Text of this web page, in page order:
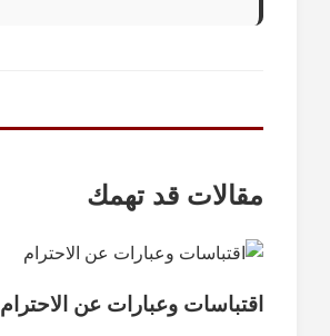
مقالات قد تهمك
اقتباسات وعبارات عن الاحترام